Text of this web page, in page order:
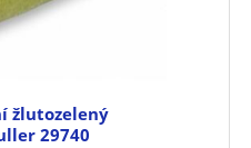
žlutozelený
29740